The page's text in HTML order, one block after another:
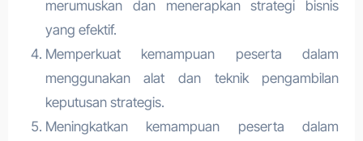
merumuskan dan menerapkan strategi bisnis
yang efektif.
Memperkuat kemampuan peserta dalam
menggunakan alat dan teknik pengambilan
keputusan strategis.
Meningkatkan kemampuan peserta dalam